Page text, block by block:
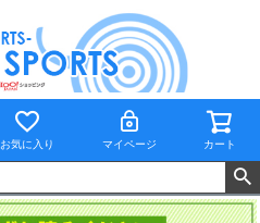
お気に入り マイページ カート